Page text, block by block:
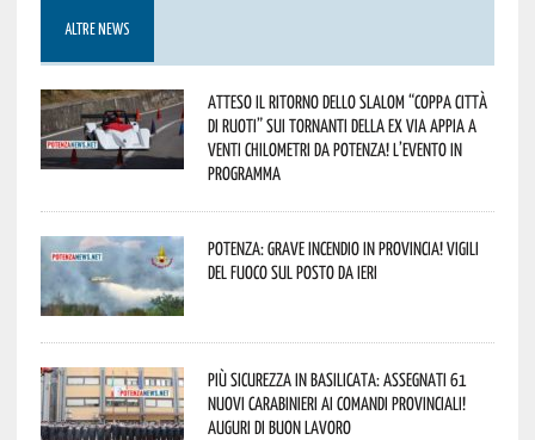
ALTRE NEWS
Atteso il ritorno dello slalom “Coppa Città
di Ruoti” sui tornanti della ex via Appia a
venti chilometri da Potenza! L’evento in
programma
Potenza: grave incendio in Provincia! Vigili
del fuoco sul posto da ieri
Più sicurezza in Basilicata: assegnati 61
nuovi Carabinieri ai Comandi provinciali!
Auguri di buon lavoro